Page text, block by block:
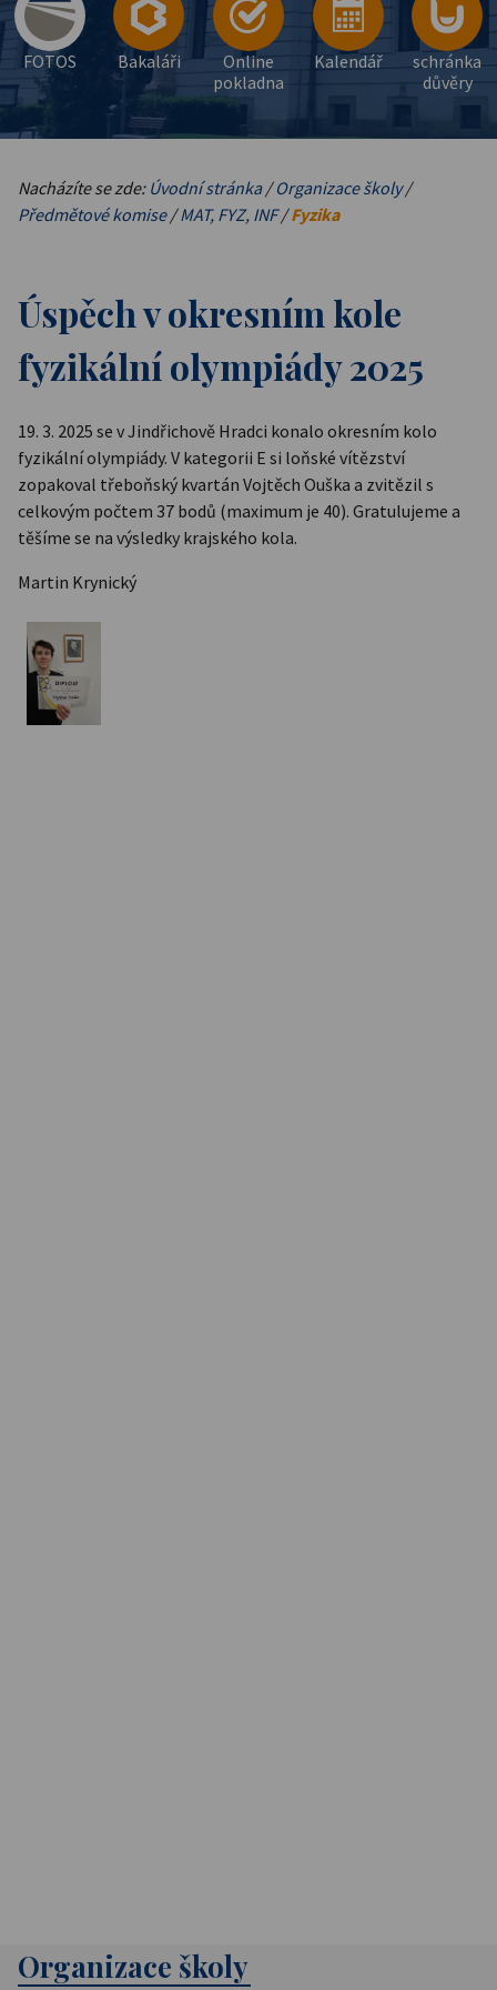
FOTOS Bakaláři
Online
pokladna
Kalendář
schránka
důvěry
Nacházíte se zde: Úvodní stránka/Organizace školy/
Předmětové komise/MAT, FYZ, INF/Fyzika
Úspěch v okresním kole
fyzikální olympiády 2025
19. 3. 2025 se v Jindřichově Hradci konalo okresním kolo
fyzikální olympiády. V kategorii E si loňské vítězství
zopakoval třeboňský kvartán Vojtěch Ouška a zvitězil s
celkovým počtem 37 bodů (maximum je 40). Gratulujeme a
těšíme se na výsledky krajského kola.
Martin Krynický
Organizace školy